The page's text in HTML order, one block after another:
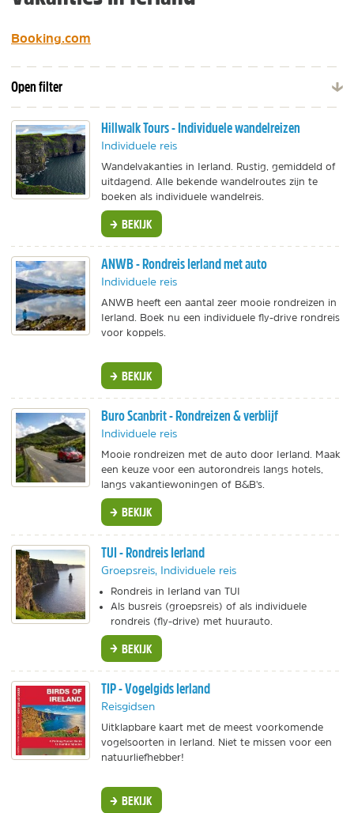
Booking.com
Open filter
Hillwalk Tours - Individuele wandelreizen
Individuele reis
Wandelvakanties in Ierland. Rustig, gemiddeld of
uitdagend. Alle bekende wandelroutes zijn te
boeken als individuele wandelreis.
BEKIJK
ANWB - Rondreis Ierland met auto
Individuele reis
ANWB heeft een aantal zeer mooie rondreizen in
Ierland. Boek nu een individuele fly-drive rondreis
voor koppels.
BEKIJK
Buro Scanbrit - Rondreizen & verblijf
Individuele reis
Mooie rondreizen met de auto door Ierland. Maak
een keuze voor een autorondreis langs hotels,
langs vakantiewoningen of B&B's.
BEKIJK
TUI - Rondreis Ierland
Groepsreis, Individuele reis
Rondreis in Ierland van TUI
Als busreis (groepsreis) of als individuele
rondreis (fly-drive) met huurauto.
BEKIJK
TIP - Vogelgids Ierland
Reisgidsen
Uitklapbare kaart met de meest voorkomende
vogelsoorten in Ierland. Niet te missen voor een
natuurliefhebber!
BEKIJK